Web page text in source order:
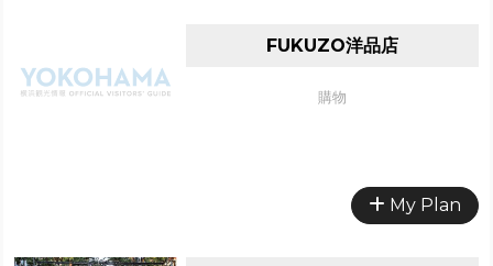
FUKUZO洋品店
購物
My Plan